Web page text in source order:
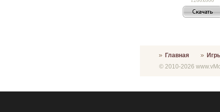
Главная
© 2010-2026